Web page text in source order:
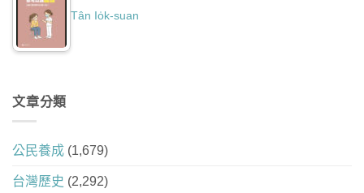
Tân Io̍k-suan
文章分類
公民養成 (1,679)
台灣歷史 (2,292)